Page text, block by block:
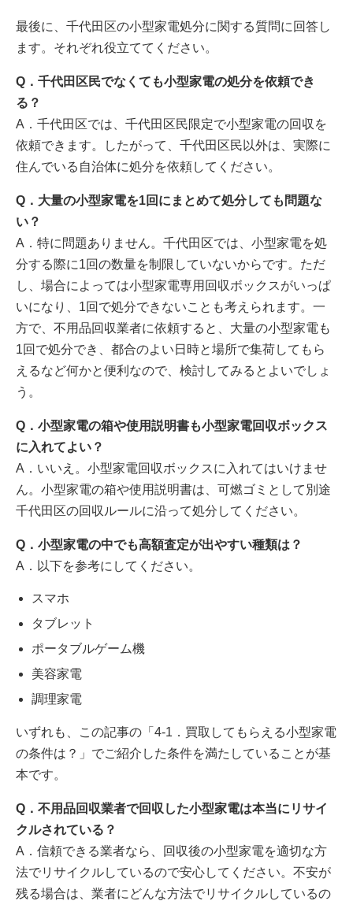
最後に、千代田区の小型家電処分に関する質問に回答し
ます。それぞれ役立ててください。
Q．千代田区民でなくても小型家電の処分を依頼でき
る？
A．千代田区では、千代田区民限定で小型家電の回収を
依頼できます。したがって、千代田区民以外は、実際に
住んでいる自治体に処分を依頼してください。
Q．大量の小型家電を1回にまとめて処分しても問題な
い？
A．特に問題ありません。千代田区では、小型家電を処
分する際に1回の数量を制限していないからです。ただ
し、場合によっては小型家電専用回収ボックスがいっぱ
いになり、1回で処分できないことも考えられます。一
方で、不用品回収業者に依頼すると、大量の小型家電も
1回で処分でき、都合のよい日時と場所で集荷してもら
えるなど何かと便利なので、検討してみるとよいでしょ
う。
Q．小型家電の箱や使用説明書も小型家電回収ボックス
に入れてよい？
A．いいえ。小型家電回収ボックスに入れてはいけませ
ん。小型家電の箱や使用説明書は、可燃ゴミとして別途
千代田区の回収ルールに沿って処分してください。
Q．小型家電の中でも高額査定が出やすい種類は？
A．以下を参考にしてください。
スマホ
タブレット
ポータブルゲーム機
美容家電
調理家電
いずれも、この記事の「4-1．買取してもらえる小型家電
の条件は？」でご紹介した条件を満たしていることが基
本です。
Q．不用品回収業者で回収した小型家電は本当にリサイ
クルされている？
A．信頼できる業者なら、回収後の小型家電を適切な方
法でリサイクルしているので安心してください。不安が
残る場合は、業者にどんな方法でリサイクルしているの